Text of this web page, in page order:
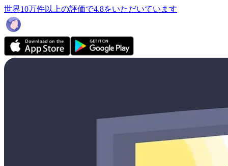
世界10万件以上の評価で4.8をいただいています